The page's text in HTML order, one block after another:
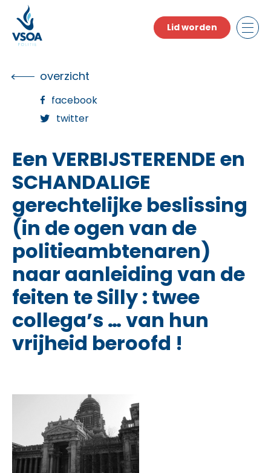
the
content
Lid worden
overzicht
facebook
twitter
Een VERBIJSTERENDE en
SCHANDALIGE
gerechtelijke beslissing
(in de ogen van de
politieambtenaren)
naar aanleiding van de
feiten te Silly : twee
collega’s … van hun
vrijheid beroofd !